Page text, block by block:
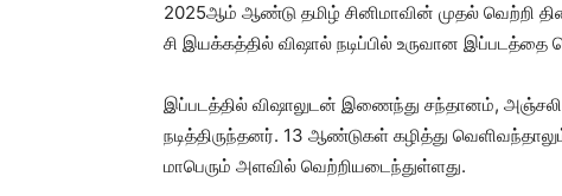
2025ஆம் ஆண்டு தமிழ் சினிமாவின் முதல் வெற்றி
சி இயக்கத்தில் விஷால் நடிப்பில் உருவான இப்படத்தை
இப்படத்தில் விஷாலுடன் இணைந்து சந்தானம்,
நடித்திருந்தனர். 13 ஆண்டுகள் கழித்து
மாபெரும் அளவில் வெற்றியடைந்துள்ளது.